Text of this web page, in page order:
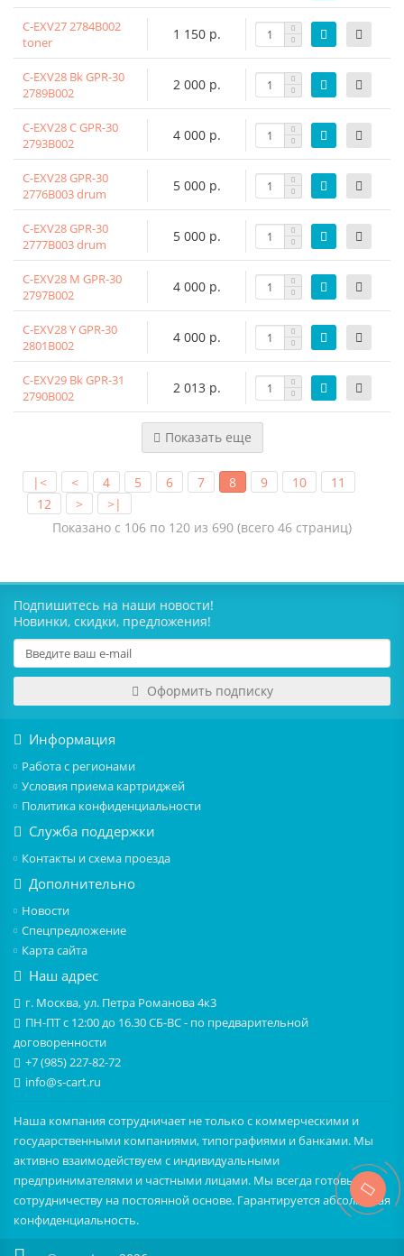
C-EXV27 2784B002
toner
1 150 р.
C-EXV28 Bk GPR-30
2789B002
2 000 р.
C-EXV28 C GPR-30
2793B002
4 000 р.
C-EXV28 GPR-30
2776B003 drum
5 000 р.
C-EXV28 GPR-30
2777B003 drum
5 000 р.
C-EXV28 M GPR-30
2797B002
4 000 р.
C-EXV28 Y GPR-30
2801B002
4 000 р.
C-EXV29 Bk GPR-31
2790B002
2 013 р.
Показать еще
|< < 4 5 6 7 8 9 10
11
12
>
>|
Показано с 106 по 120 из 690 (всего 46 страниц)
Подпишитесь на наши новости!
Новинки, скидки, предложения!
Оформить подписку
Информация
Работа с регионами
Условия приема картриджей
Политика конфиденциальности
Служба поддержки
Контакты и схема проезда
Дополнительно
Новости
Спецпредложение
Карта сайта
Наш адрес
г. Москва, ул. Петра Романова 4к3
ПН-ПТ с 12:00 до 16.30 СБ-ВС - по предварительной
договоренности
+7 (985) 227-82-72
info@s-cart.ru
Наша компания сотрудничает не только с коммерческими и
государственными компаниями, типографиями и банками. Мы
активно взаимодействуем с индивидуальными
предпринимателями и частными лицами. Мы всегда готовы к
сотрудничеству на постоянной основе. Гарантируется абсолютная
конфиденциальность.